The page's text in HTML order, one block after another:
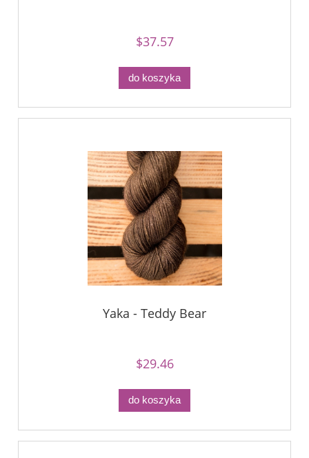
$37.57
do koszyka
Yaka - Teddy Bear
$29.46
do koszyka